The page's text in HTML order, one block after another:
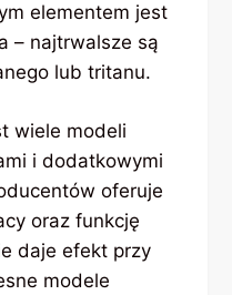
elementem jest
– najtrwalsze są
lub tritanu.
wiele modeli
i dodatkowymi
oferuje
oraz funkcję
daje efekt przy
modele